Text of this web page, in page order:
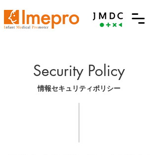
Security Policy
情報セキュリティポリシー